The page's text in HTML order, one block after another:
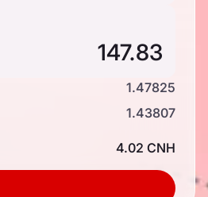
1.47825
1.43807
4.02 CNH